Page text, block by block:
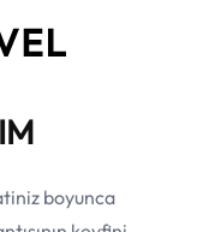
boyunca